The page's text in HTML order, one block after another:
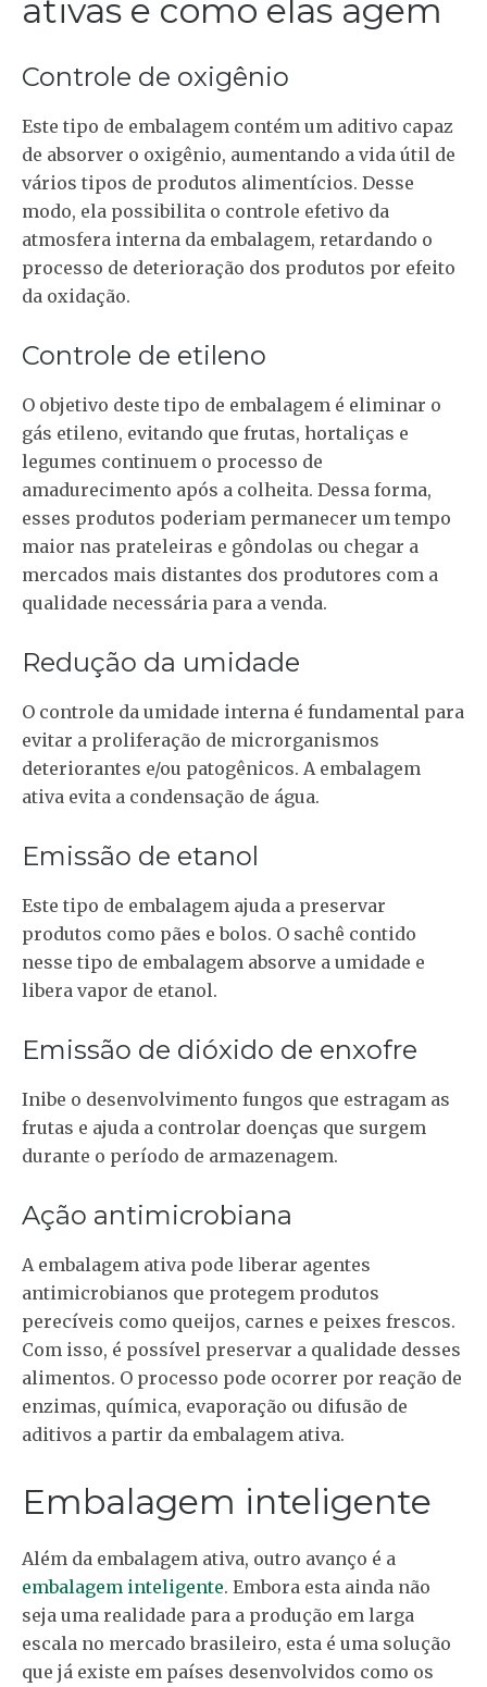
ativas e como elas agem
Controle de oxigênio
Este tipo de embalagem contém um aditivo capaz
de absorver o oxigênio, aumentando a vida útil de
vários tipos de produtos alimentícios. Desse
modo, ela possibilita o controle efetivo da
atmosfera interna da embalagem, retardando o
processo de deterioração dos produtos por efeito
da oxidação.
Controle de etileno
O objetivo deste tipo de embalagem é eliminar o
gás etileno, evitando que frutas, hortaliças e
legumes continuem o processo de
amadurecimento após a colheita. Dessa forma,
esses produtos poderiam permanecer um tempo
maior nas prateleiras e gôndolas ou chegar a
mercados mais distantes dos produtores com a
qualidade necessária para a venda.
Redução da umidade
O controle da umidade interna é fundamental para
evitar a proliferação de microrganismos
deteriorantes e/ou patogênicos. A embalagem
ativa evita a condensação de água.
Emissão de etanol
Este tipo de embalagem ajuda a preservar
produtos como pães e bolos. O sachê contido
nesse tipo de embalagem absorve a umidade e
libera vapor de etanol.
Emissão de dióxido de enxofre
Inibe o desenvolvimento fungos que estragam as
frutas e ajuda a controlar doenças que surgem
durante o período de armazenagem.
Ação antimicrobiana
A embalagem ativa pode liberar agentes
antimicrobianos que protegem produtos
perecíveis como queijos, carnes e peixes frescos.
Com isso, é possível preservar a qualidade desses
alimentos. O processo pode ocorrer por reação de
enzimas, química, evaporação ou difusão de
aditivos a partir da embalagem ativa.
Embalagem inteligente
Além da embalagem ativa, outro avanço é a
embalagem inteligente. Embora esta ainda não
seja uma realidade para a produção em larga
escala no mercado brasileiro, esta é uma solução
que já existe em países desenvolvidos como os